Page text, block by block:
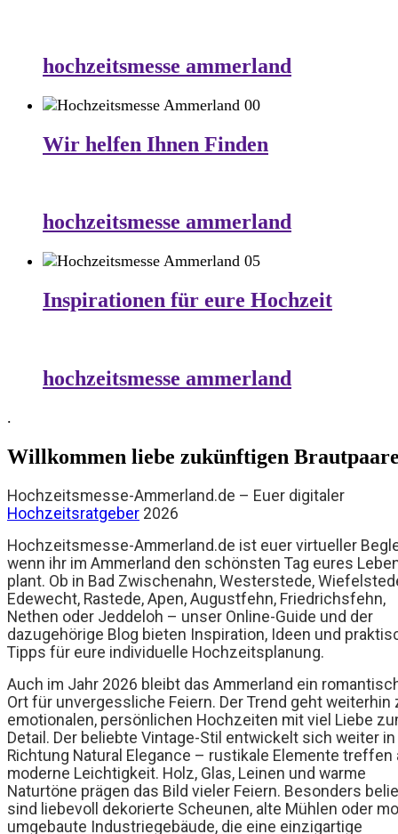
hochzeitsmesse ammerland
Wir helfen Ihnen Finden
hochzeitsmesse ammerland
Inspirationen für eure Hochzeit
hochzeitsmesse ammerland
.
Willkommen liebe zukünftigen
Hochzeitsmesse-Ammerland.de – Euer digitaler
Hochzeitsratgeber 2026
Hochzeitsmesse-Ammerland.de ist euer virtueller
wenn ihr im Ammerland den schönsten Tag eures
plant. Ob in Bad Zwischenahn, Westerstede,
Edewecht, Rastede, Apen, Augustfehn, Friedrichsfehn,
Nethen oder Jeddeloh – unser Online-Guide und der
dazugehörige Blog bieten Inspiration, Ideen und
Tipps für eure individuelle Hochzeitsplanung.
Auch im Jahr 2026 bleibt das Ammerland ein
Ort für unvergessliche Feiern. Der Trend geht weiterhin
emotionalen, persönlichen Hochzeiten mit viel Liebe
Detail. Der beliebte Vintage-Stil entwickelt sich weiter in
Richtung Natural Elegance – rustikale Elemente treffen
moderne Leichtigkeit. Holz, Glas, Leinen und warme
Naturtöne prägen das Bild vieler Feiern. Besonders
sind liebevoll dekorierte Scheunen, alte Mühlen oder
umgebaute Industriegebäude, die eine einzigartige